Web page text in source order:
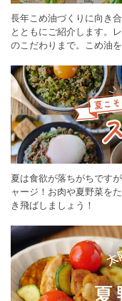
長年こめ油づくりに向き
とともにご紹介します。
のこだわりまで。こめ油
夏は食欲が落ちがちです
ャージ！お肉や夏野菜を
き飛ばしましょう！